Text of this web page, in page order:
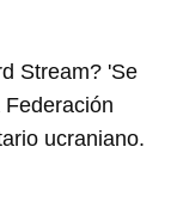
Stream? 'Se
ucraniano.